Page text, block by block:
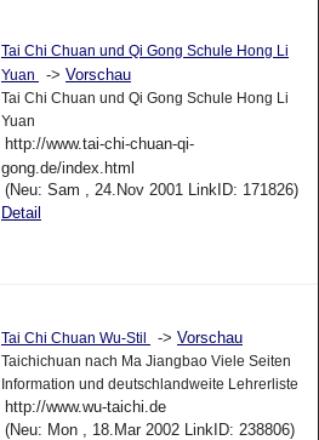
Tai Chi Chuan und Qi Gong Schule Hong Li
Yuan
-> Vorschau
Tai Chi Chuan und Qi Gong Schule Hong Li
Yuan
http://www.tai-chi-chuan-qi-
gong.de/index.html
(Neu: Sam , 24.Nov 2001 LinkID: 171826)
Detail
Tai Chi Chuan Wu-Stil -> Vorschau
Taichichuan nach Ma Jiangbao Viele Seiten
Information und deutschlandweite Lehrerliste
http://www.wu-taichi.de
(Neu: Mon , 18.Mar 2002 LinkID: 238806)